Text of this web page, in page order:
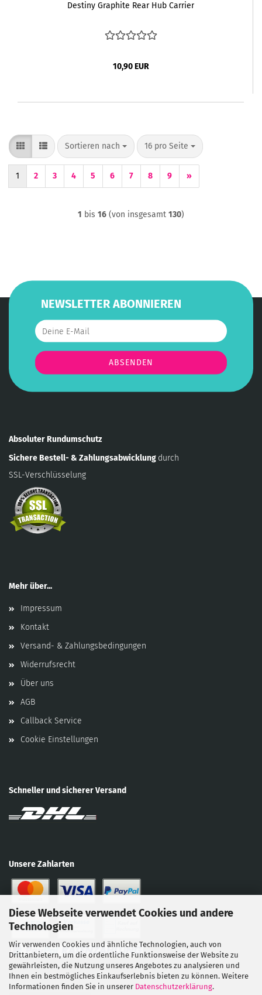
Diese Webseite verwendet Cookies und andere
Technologien
Wir verwenden Cookies und ähnliche Technologien, auch von
Drittanbietern, um die ordentliche Funktionsweise der Website zu
gewährleisten, die Nutzung unseres Angebotes zu analysieren und
Ihnen ein bestmögliches Einkaufserlebnis bieten zu können. Weitere
Informationen finden Sie in unserer Datenschutzerklärung.
Destiny Graphite Rear Hub Carrier
10,90 EUR
Sortieren nach
Sortieren nach 16 pro Seite
pro Seite
1 2 3 4 5 6 7 8 9 »
1 bis 16 (von insgesamt 130)
NEWSLETTER ABONNIEREN
Absoluter Rundumschutz
Sichere Bestell- & Zahlungsabwicklung durch
SSL-Verschlüsselung
Mehr über...
Impressum
Kontakt
Versand- & Zahlungsbedingungen
Widerrufsrecht
Über uns
AGB
Callback Service
Cookie Einstellungen
Schneller und sicherer Versand
Unsere Zahlarten